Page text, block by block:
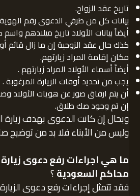
تاريخ عقد الزواج.
بيانات كل من طرفي الدعوى رقم
أيضاً بيانات الأولاد تاريخ ميلادهم
كذك حال عقد الزوجية إن ما زال قائم
مكان إقامة المراد زيارتهم.
أيضاّ أسماء الأولاد المراد زيارتهم .
يجب من تحديد أوقات الزيارة المرغوبة .
أن يتم ارفاق صور عن هويات الأولاد
إن تم وجود صك طلاق.
وبحال إن كانت الدعوى بهدف زيارة
وليس من الأبناء فلا بد من توضيح
ما هي اجراءات رفع دعوى
محاكم السعودية؟
فقد تتمثل إجراءات رفع دعوى